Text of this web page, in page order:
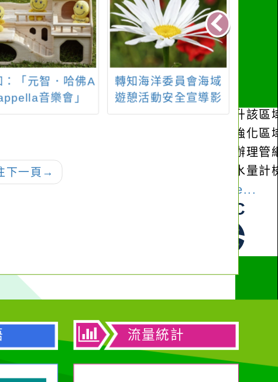
：「元智．哈佛A
音樂會」
轉知海洋委員會海域
遊憩活動安全宣導影
知鱟
計畫
下一頁 →
流量統計